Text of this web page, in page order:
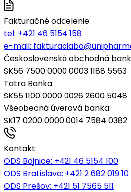
Fakturačné oddelenie:
tel: +421 46 5154 158
e-mail:
Československá obchodná
SK56 7500 0000 0003 1188 5563
Tatra Banka:
SK55 1100 0000 0026 2600 5048
Všeobecná úverová banka:
SK17 0200 0000 0014 7584 0382
Kontakt:
ODS Bojnice: +421 46 5154 100
ODS Bratislava: +421 2 682 019 10
ODS Prešov: +421 51 7565 511